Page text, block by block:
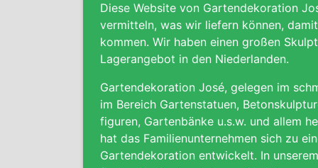
Diese Website von Gartendekoration
vermitteln, was wir liefern können,
kommen. Wir haben einen großen
Lagerangebot in den Niederlanden.
Gartendekoration José, gelegen im
im Bereich Gartenstatuen,
figuren, Gartenbänke u.s.w. und allem
hat das Familienunternehmen sich zu
Gartendekoration entwickelt. In